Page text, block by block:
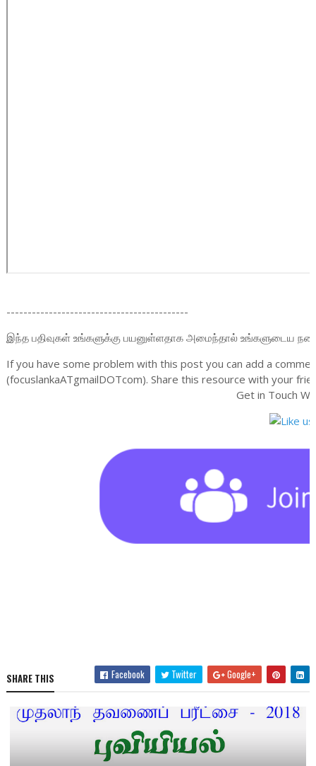
-------------------------------------------
இந்த பதிவுகள் உங்களுக்கு பயனுள்ளதாக அமைந்தால் உங்களுடைய
If you have some problem with this post you can add a
(focuslankaATgmailDOTcom). Share this resource with your
Get in Touch
SHARE THIS Facebook Twitter Google+